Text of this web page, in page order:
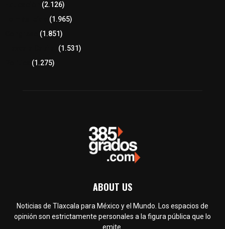
(2.126)
(1.965)
(1.851)
(1.531)
(1.275)
ABOUT US
Noticias de Tlaxcala para México y el Mundo. Los espacios de
opinión son estrictamente personales a la figura pública que lo
emite.